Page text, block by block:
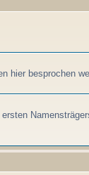
hier besprochen